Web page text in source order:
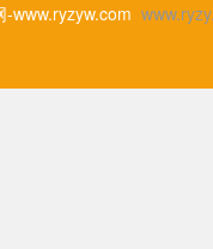
www.ryzyw.com